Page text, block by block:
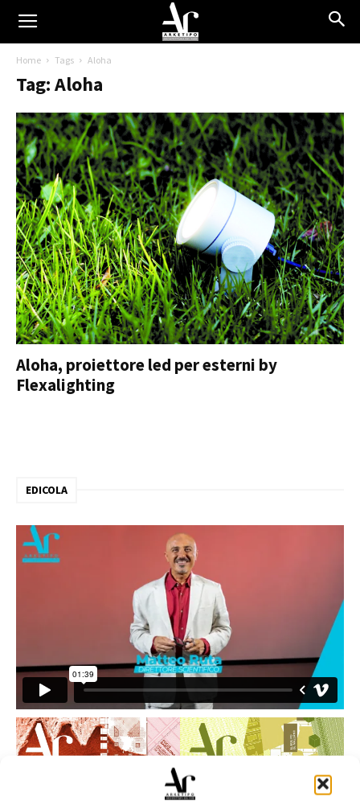
Home Tags Aloha
Tag: Aloha
Aloha, proiettore led per esterni by
Flexalighting
EDICOLA